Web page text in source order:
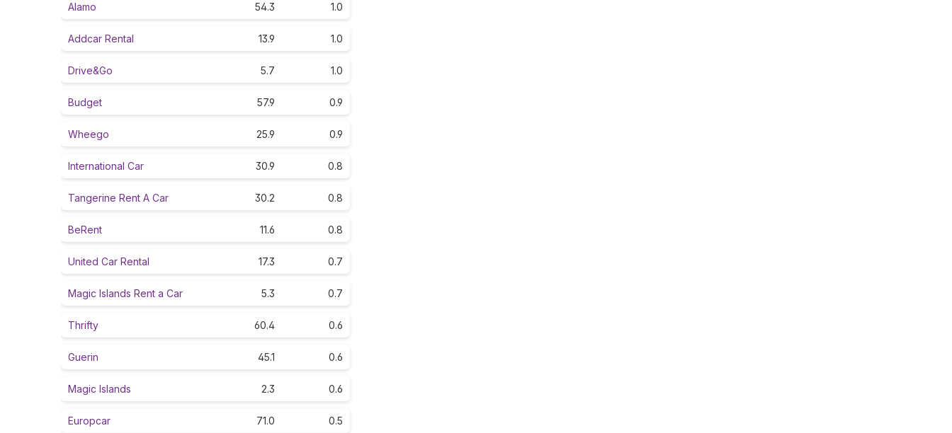
Alamo 54.3 1.0
Addcar Rental 13.9 1.0
Drive&Go 5.7 1.0
Budget 57.9 0.9
Wheego 25.9 0.9
International Car 30.9 0.8
Tangerine Rent A Car 30.2 0.8
BeRent 11.6 0.8
United Car Rental 17.3 0.7
Magic Islands Rent a Car 5.3 0.7
Thrifty 60.4 0.6
Guerin 45.1 0.6
Magic Islands 2.3 0.6
Europcar 71.0 0.5